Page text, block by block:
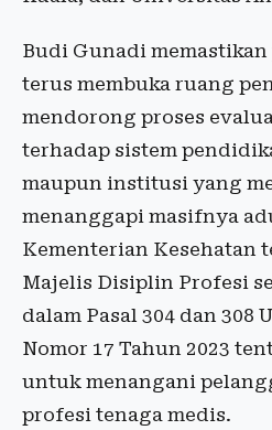
Budi Gunadi
terus membuka ruang
mendorong proses
terhadap sistem
maupun institusi yang
menanggapi masifnya
Kementerian Kesehatan
Majelis Disiplin Profesi
dalam Pasal 304 dan 308
Nomor 17 Tahun 2023
untuk menangani
profesi tenaga medis.